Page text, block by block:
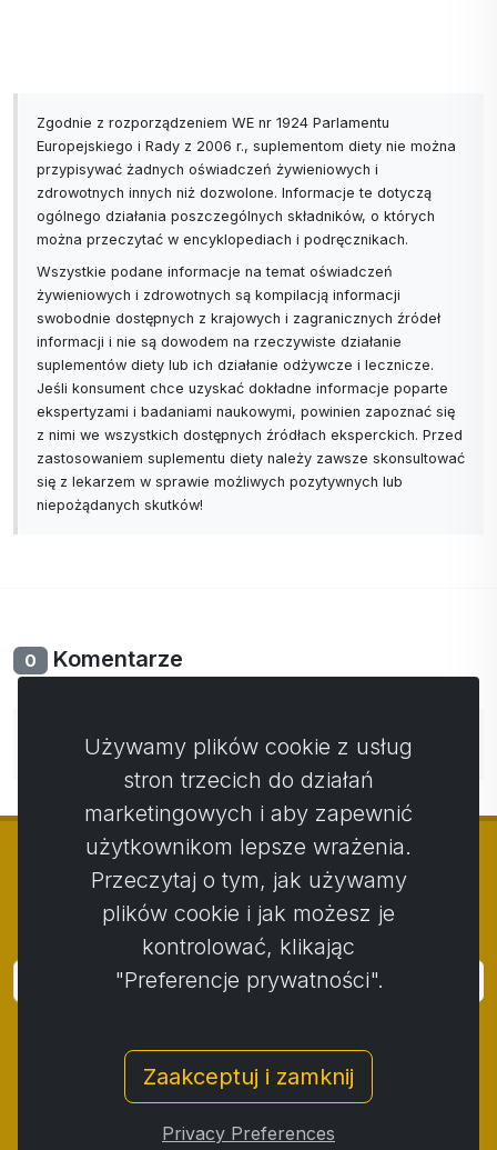
Zgodnie z rozporządzeniem WE nr 1924 Parlamentu
Europejskiego i Rady z 2006 r., suplementom diety nie można
przypisywać żadnych oświadczeń żywieniowych i
zdrowotnych innych niż dozwolone. Informacje te dotyczą
ogólnego działania poszczególnych składników, o których
można przeczytać w encyklopediach i podręcznikach.
Wszystkie podane informacje na temat oświadczeń
żywieniowych i zdrowotnych są kompilacją informacji
swobodnie dostępnych z krajowych i zagranicznych źródeł
informacji i nie są dowodem na rzeczywiste działanie
suplementów diety lub ich działanie odżywcze i lecznicze.
Jeśli konsument chce uzyskać dokładne informacje poparte
ekspertyzami i badaniami naukowymi, powinien zapoznać się
z nimi we wszystkich dostępnych źródłach eksperckich. Przed
zastosowaniem suplementu diety należy zawsze skonsultować
się z lekarzem w sprawie możliwych pozytywnych lub
niepożądanych skutków!
0 Komentarze
Nie ma jeszcze komentarzy. Bądź pierwszy ze swoim
komentarzem.
© Copyright 2014 - 2026 Activstar
Zaloguj się
Zasady i warunki / Polityka prywatności
Procedura składania skarg / Protokół reklamacji
Odstąpienie od umowy / Cookies
Używamy plików cookie z usług
stron trzecich do działań
marketingowych i aby zapewnić
użytkownikom lepsze wrażenia.
Przeczytaj o tym, jak używamy
plików cookie i jak możesz je
kontrolować, klikając
"Preferencje prywatności".
Zaakceptuj i zamknij
Privacy Preferences